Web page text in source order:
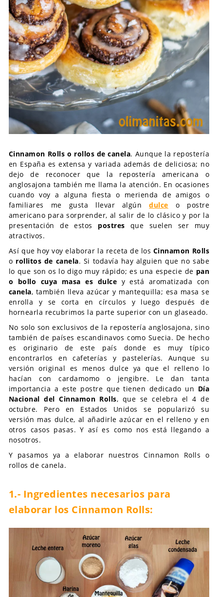
Cinnamon Rolls o rollos de canela. Aunque la repostería
en España es extensa y variada además de deliciosa; no
dejo de reconocer que la repostería americana o
anglosajona también me llama la atención. En ocasiones
cuando voy a alguna fiesta o merienda de amigos o
familiares me gusta llevar algúndulce o postre
americano para sorprender, al salir de lo clásico y por la
presentación de estos postres
que suelen ser muy
atractivos.
Así que hoy voy elaborar la receta de los Cinnamon Rolls
o rollitos de canela. Si todavía hay alguien que no sabe
lo que son os lo digo muy rápido; es una especie de pan
o bollo cuya masa es dulce y está aromatizada con
canela, también lleva azúcar y mantequilla; esa masa se
enrolla y se corta en círculos y luego después de
hornearla recubrimos la parte superior con un glaseado.
No solo son exclusivos de la repostería anglosajona, sino
también de países escandinavos como Suecia. De hecho
es originario de este país donde es muy típico
encontrarlos en cafeterías y pastelerías. Aunque su
versión original es menos dulce ya que el relleno lo
hacían con cardamomo o jengibre. Le dan tanta
importancia a este postre que tienen dedicado un Día
Nacional del Cinnamon Rolls, que se celebra el 4 de
octubre. Pero en Estados Unidos se popularizó su
versión mas dulce, al añadirle azúcar en el relleno y en
otros casos pasas. Y así es como nos está llegando a
nosotros.
Y pasamos ya a elaborar nuestros Cinnamon Rolls o
rollos de canela.
1.- Ingredientes necesarios para
elaborar los Cinnamon Rolls: